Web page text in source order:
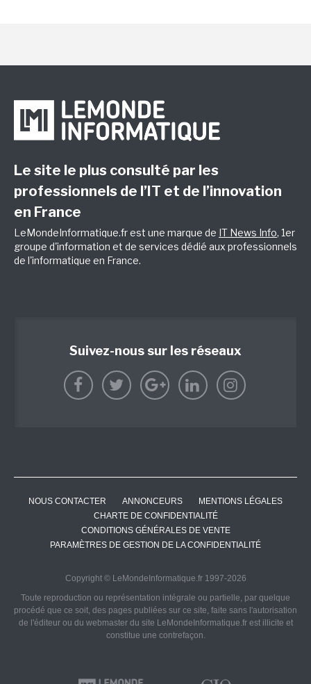
Le site le plus consulté par les
professionnels de l’IT et de l’innovation
en France
LeMondeInformatique.fr est une marque de IT News Info, 1er
groupe d'information et de services dédié aux professionnels
de l'informatique en France.
Suivez-nous sur les réseaux
NOUS CONTACTER ANNONCEURS
MENTIONS LÉGALES
CHARTE DE CONFIDENTIALITÉ
CONDITIONS GÉNÉRALES DE VENTE
PARAMÈTRES DE GESTION DE LA CONFIDENTIALITÉ
Copyright © LeMondeInformatique.fr 1997-2026
Toute reproduction ou représentation intégrale ou partielle, par quelque
procédé que ce soit, des pages publiées sur ce site, faite sans l'autorisation
de l'éditeur ou du webmaster du site LeMondeInformatique.fr est illicite et
constitue une contrefaçon.